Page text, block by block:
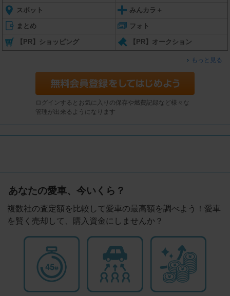
スポット みんカラ＋
まとめ フォト
【PR】ショッピング 【PR】オークション
もっと見る
ログインするとお気に入りの保存や燃費記録など様々な
管理が出来るようになります
あなたの愛車、今いくら？
複数社の査定額を比較して愛車の最高額を調べよう！愛車
を賢く売却して、購入資金にしませんか？